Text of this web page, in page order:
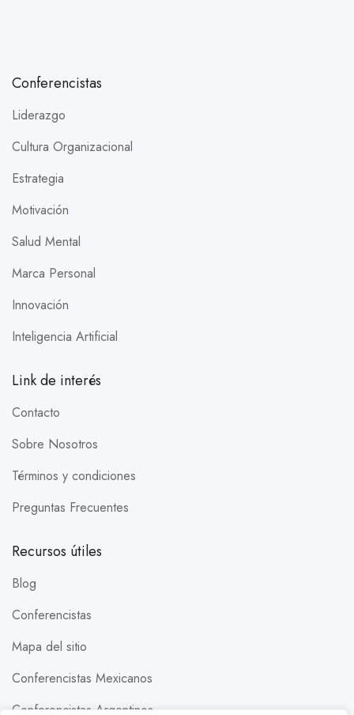
Conferencistas
Liderazgo
Cultura Organizacional
Estrategia
Motivación
Salud Mental
Marca Personal
Innovación
Inteligencia Artificial
Link de interés
Contacto
Sobre Nosotros
Términos y condiciones
Preguntas Frecuentes
Recursos útiles
Blog
Conferencistas
Mapa del sitio
Conferencistas Mexicanos
Conferencistas Argentinos